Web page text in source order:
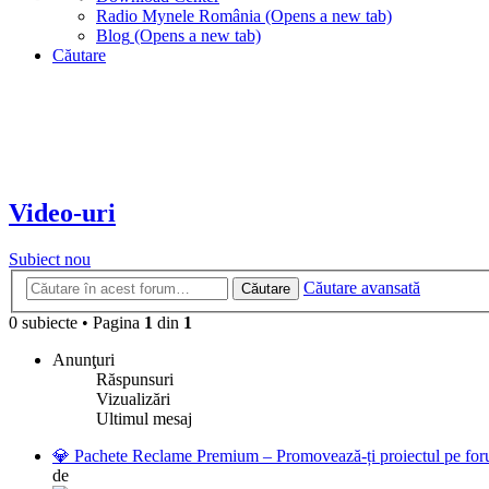
Radio Mynele România (Opens a new tab)
Blog (Opens a new tab)
Căutare
Video-uri
Subiect nou
Căutare
Căutare avansată
0 subiecte • Pagina 1 din 1
Anunţuri
Răspunsuri
Vizualizări
Ultimul mesaj
💎 Pachete Reclame Premium – Promovează-ți proiectul pe
de